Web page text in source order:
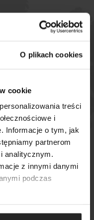
O plikach cookies
cookie
treści
i
Informacje o tym, jak
partnerom
analitycznym.
z innymi danymi
podczas